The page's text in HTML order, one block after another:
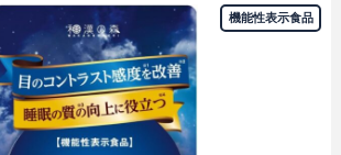
機能性表示食品